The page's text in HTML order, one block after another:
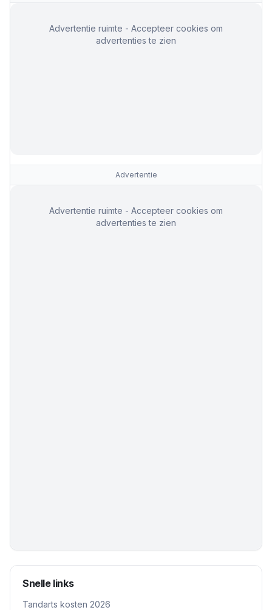
Advertentie ruimte - Accepteer cookies om
advertenties te zien
Advertentie
Advertentie ruimte - Accepteer cookies om
advertenties te zien
Snelle links
Tandarts kosten 2026